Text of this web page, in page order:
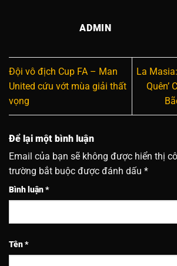
ADMIN
Đội vô địch Cup FA – Man
United cứu vớt mùa giải thất
vọng
La
Quên’
Để lại một bình luận
Email của bạn sẽ không được hiển thị
trường bắt buộc được đánh dấu *
Bình luận*
Tên*